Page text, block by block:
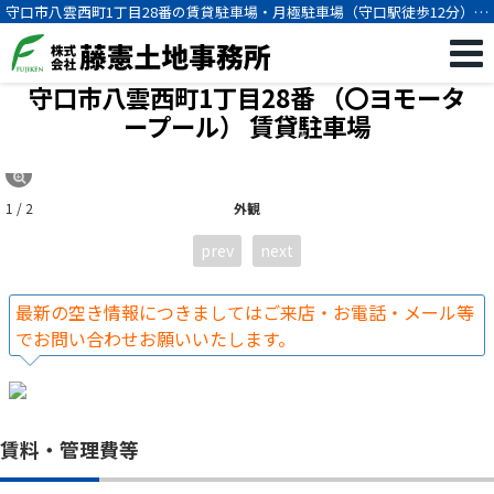
守口市八雲西町1丁目28番の賃貸駐車場・月極駐車場（守口駅徒歩12分）
[234]
守口市八雲西町1丁目28番 （〇ヨモータ
ープール） 賃貸駐車場
外観
1 / 2
prev next
最新の空き情報につきましてはご来店・お電話・メール等
でお問い合わせお願いいたします。
賃料・管理費等